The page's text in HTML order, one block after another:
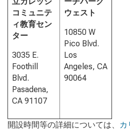
コミュニテ
ィ教育セン
ター
3035 E.
Foothill
Blvd.
Pasadena,
CA 91107
ウェスト
10850 W
Pico Blvd.
Los
Angeles, CA
90064
開設時間等の詳細については、
カ